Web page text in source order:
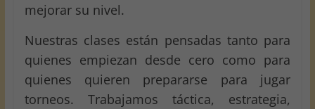
mejorar su nivel.
Nuestras clases están pensadas tanto para
quienes empiezan desde cero como para
quienes quieren prepararse para jugar
torneos. Trabajamos táctica, estrategia,